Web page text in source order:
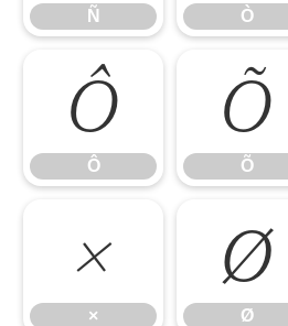
Ñ Ò
Ô
Ô
Õ
Õ
×
×
Ø
Ø